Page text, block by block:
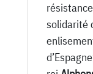
solidarité